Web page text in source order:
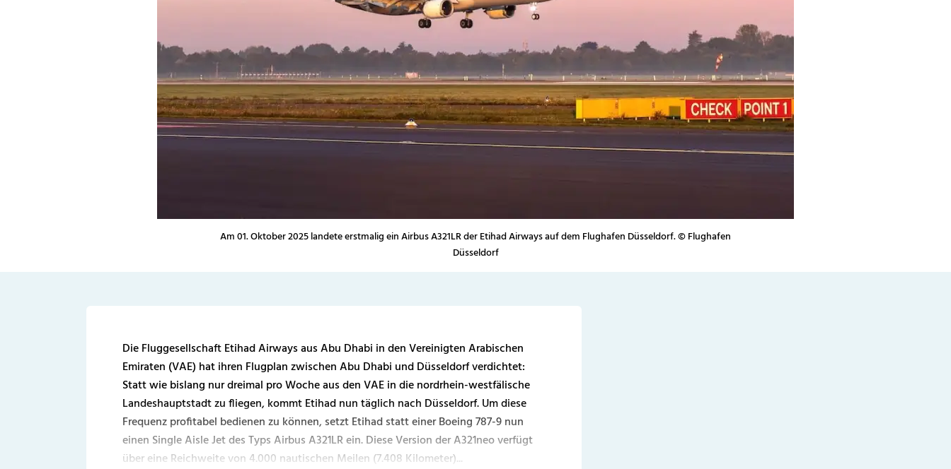
Am 01. Oktober 2025 landete erstmalig ein Airbus A321LR der Etihad Airways auf dem Flughafen Düsseldorf. © Flughafen
Düsseldorf
Die Fluggesellschaft Etihad Airways aus Abu Dhabi in den Vereinigten Arabischen
Emiraten (VAE) hat ihren Flugplan zwischen Abu Dhabi und Düsseldorf verdichtet:
Statt wie bislang nur dreimal pro Woche aus den VAE in die nordrhein-westfälische
Landeshauptstadt zu fliegen, kommt Etihad nun täglich nach Düsseldorf. Um diese
Frequenz profitabel bedienen zu können, setzt Etihad statt einer Boeing 787-9 nun
einen Single Aisle Jet des Typs Airbus A321LR ein. Diese Version der A321neo verfügt
über eine Reichweite von 4.000 nautischen Meilen (7.408 Kilometer)...